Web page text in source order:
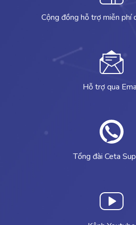
Cộng đồng hỗ trợ miễn phí
Hỗ trợ qua
Tổng đài Ceta